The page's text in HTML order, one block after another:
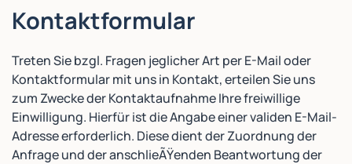
Kontaktformular
Treten Sie bzgl. Fragen jeglicher Art per E-Mail oder
Kontaktformular mit uns in Kontakt, erteilen Sie uns
zum Zwecke der Kontaktaufnahme Ihre freiwillige
Einwilligung. Hierfür ist die Angabe einer validen E-Mail-
Adresse erforderlich. Diese dient der Zuordnung der
Anfrage und der anschlieÃŸenden Beantwortung der